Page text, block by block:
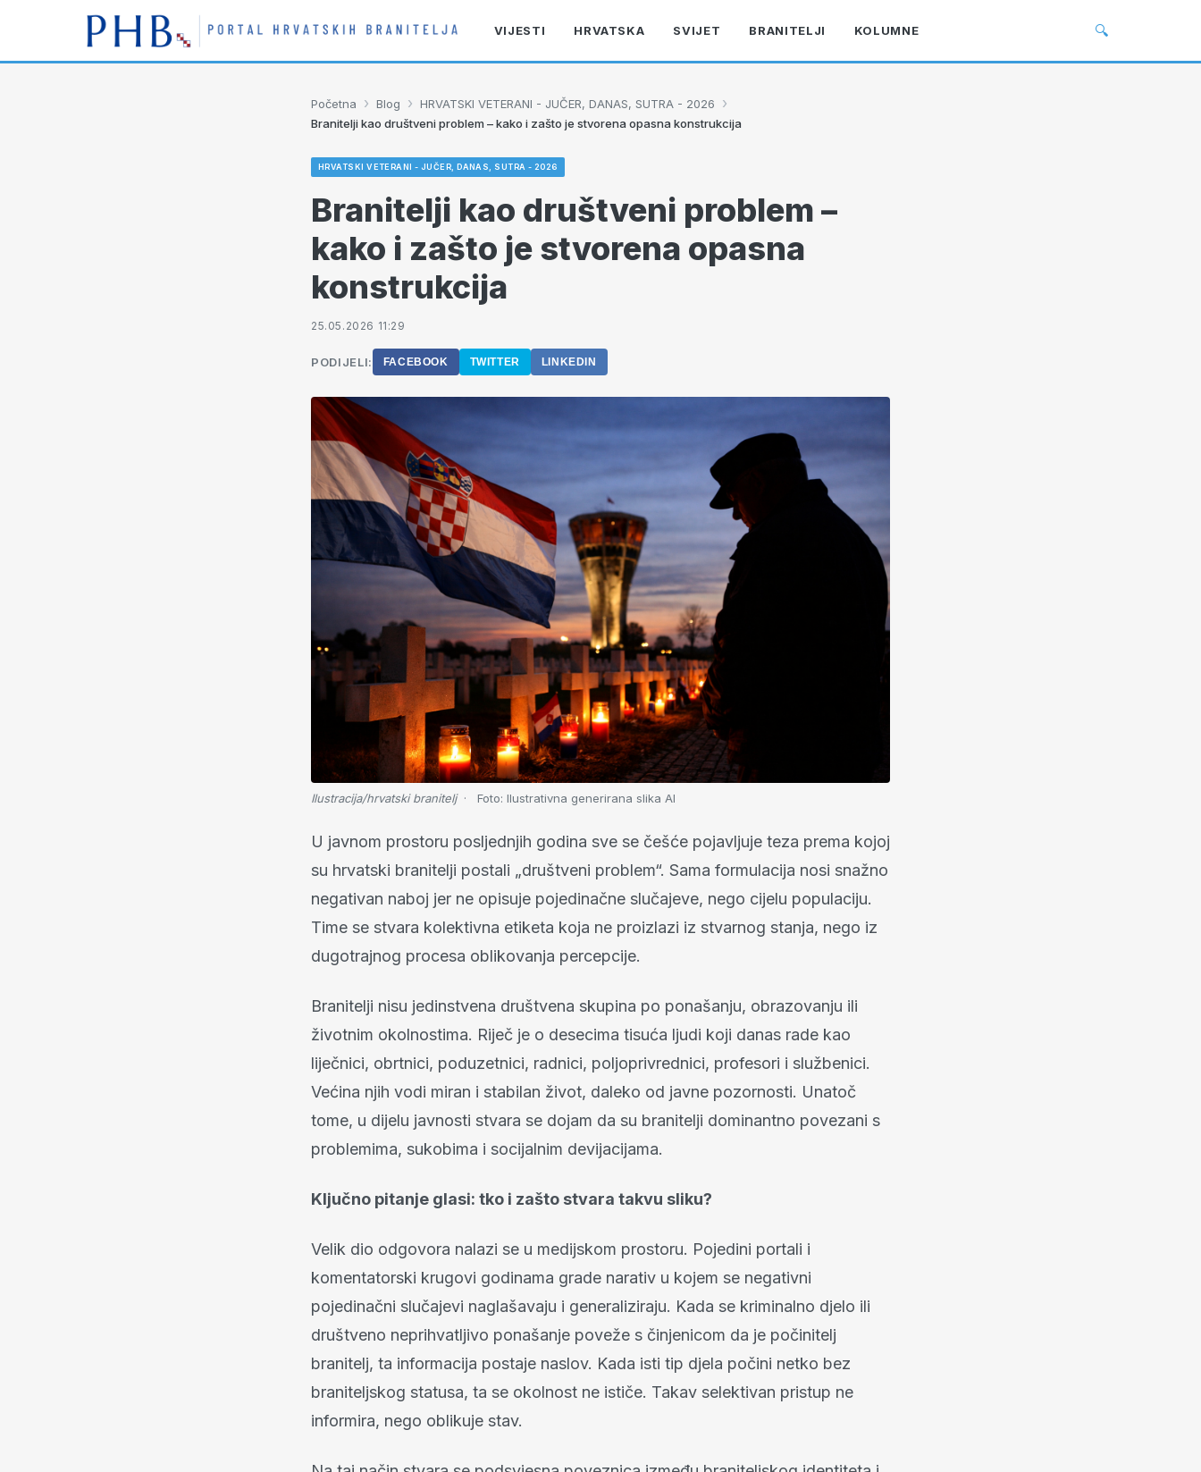
VIJESTI HRVATSKA SVIJET BRANITELJI KOLUMNE 🔍
Početna › Blog › HRVATSKI VETERANI - JUČER, DANAS, SUTRA - 2026 ›
Branitelji kao društveni problem – kako i zašto je stvorena opasna konstrukcija
HRVATSKI VETERANI - JUČER, DANAS, SUTRA - 2026
Branitelji kao društveni problem –
kako i zašto je stvorena opasna
konstrukcija
25.05.2026 11:29
PODIJELI: FACEBOOK TWITTER LINKEDIN
Ilustracija/hrvatski branitelj Foto: Ilustrativna generirana slika AI
U javnom prostoru posljednjih godina sve se češće pojavljuje teza prema kojoj
su hrvatski branitelji postali „društveni problem“. Sama formulacija nosi snažno
negativan naboj jer ne opisuje pojedinačne slučajeve, nego cijelu populaciju.
Time se stvara kolektivna etiketa koja ne proizlazi iz stvarnog stanja, nego iz
dugotrajnog procesa oblikovanja percepcije.
Branitelji nisu jedinstvena društvena skupina po ponašanju, obrazovanju ili
životnim okolnostima. Riječ je o desecima tisuća ljudi koji danas rade kao
liječnici, obrtnici, poduzetnici, radnici, poljoprivrednici, profesori i službenici.
Većina njih vodi miran i stabilan život, daleko od javne pozornosti. Unatoč
tome, u dijelu javnosti stvara se dojam da su branitelji dominantno povezani s
problemima, sukobima i socijalnim devijacijama.
Ključno pitanje glasi: tko i zašto stvara takvu sliku?
Velik dio odgovora nalazi se u medijskom prostoru. Pojedini portali i
komentatorski krugovi godinama grade narativ u kojem se negativni
pojedinačni slučajevi naglašavaju i generaliziraju. Kada se kriminalno djelo ili
društveno neprihvatljivo ponašanje poveže s činjenicom da je počinitelj
branitelj, ta informacija postaje naslov. Kada isti tip djela počini netko bez
braniteljskog statusa, ta se okolnost ne ističe. Takav selektivan pristup ne
informira, nego oblikuje stav.